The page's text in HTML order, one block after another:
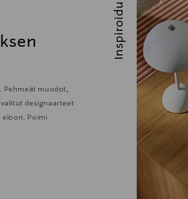
Pehmeät muodot,
designaarteet
eloon. Poimi
Inspiroidu